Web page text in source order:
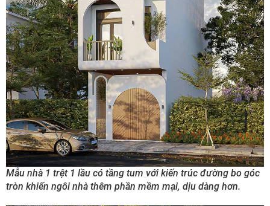
Mẫu nhà 1 trệt 1 lầu có tầng tum với kiến trúc đường bo góc
tròn khiến ngôi nhà thêm phần mềm mại, dịu dàng hơn.